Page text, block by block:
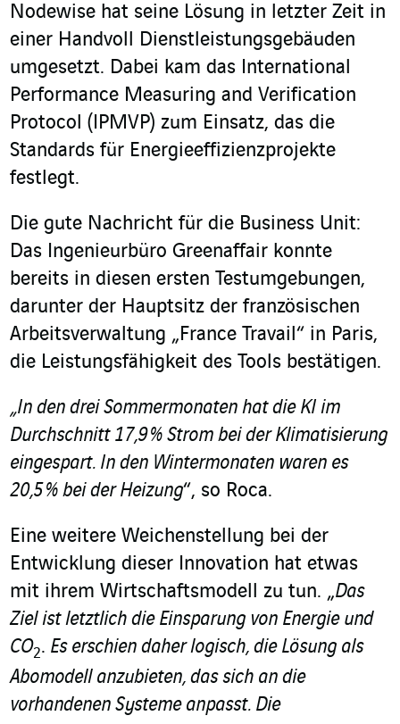
Nodewise hat seine Lösung in letzter Zeit in
einer Handvoll Dienstleistungsgebäuden
umgesetzt. Dabei kam das International
Performance Measuring and Verification
Protocol (IPMVP) zum Einsatz, das die
Standards für Energieeffizienzprojekte
festlegt.
Die gute Nachricht für die Business Unit:
Das Ingenieurbüro Greenaffair konnte
bereits in diesen ersten Testumgebungen,
darunter der Hauptsitz der französischen
Arbeitsverwaltung „France Travail“ in Paris,
die Leistungsfähigkeit des Tools bestätigen.
„In den drei Sommermonaten hat die KI im
Durchschnitt 17,9 % Strom bei der Klimatisierung
eingespart. In den Wintermonaten waren es
20,5 % bei der Heizung“, so Roca.
Eine weitere Weichenstellung bei der
Entwicklung dieser Innovation hat etwas
mit ihrem Wirtschaftsmodell zu tun. „Das
Ziel ist letztlich die Einsparung von Energie und
CO2. Es erschien daher logisch, die Lösung als
Abomodell anzubieten, das sich an die
vorhandenen Systeme anpasst. Die